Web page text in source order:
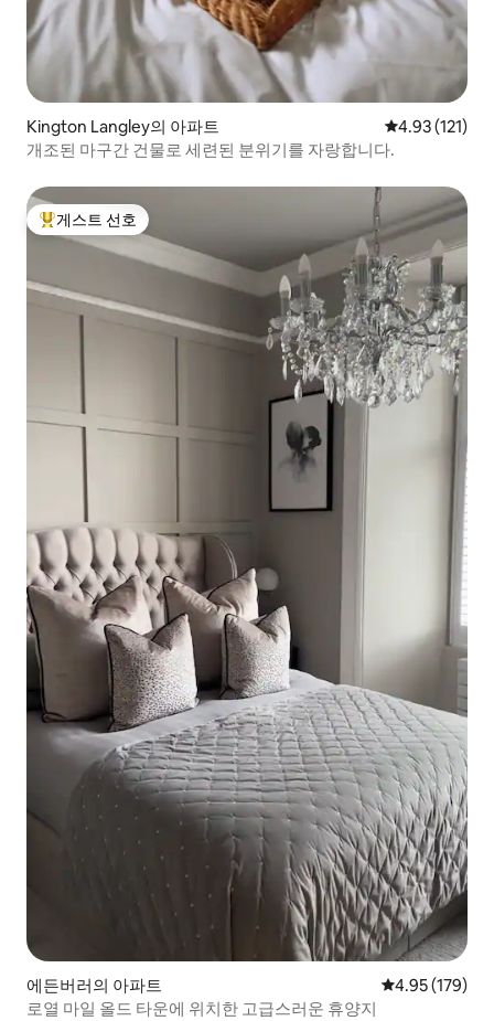
Kington Langley의 아파트 평점 4.93점(5
4.93 (121)
개조된 마구간 건물로 세련된 분위기를 자랑합니다.
상위 게스트 선호
게스트 선호
에든버러의 아파트 평점 4.95점(5
4.95 (179)
로열 마일 올드 타운에 위치한 고급스러운 휴양지